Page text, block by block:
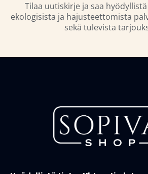
Tilaa uutiskirje ja saa
ekologisista ja hajusteettomista
sekä tulevista